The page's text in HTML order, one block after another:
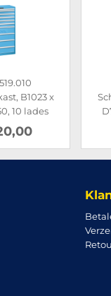
B1023 x
10 lades